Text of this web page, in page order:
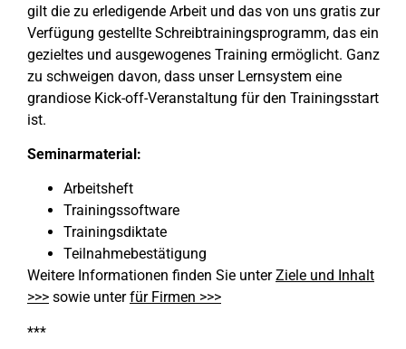
gilt die zu erledigende Arbeit und das von uns gratis zur
Verfügung gestellte Schreibtrainingsprogramm, das ein
gezieltes und ausgewogenes Training ermöglicht. Ganz
zu schweigen davon, dass unser Lernsystem eine
grandiose Kick-off-Veranstaltung für den Trainingsstart
ist.
Seminarmaterial:
Arbeitsheft
Trainingssoftware
Trainingsdiktate
Teilnahmebestätigung
Weitere Informationen finden Sie unterZiele und Inhalt
>>> sowie unterfür Firmen >>>
***